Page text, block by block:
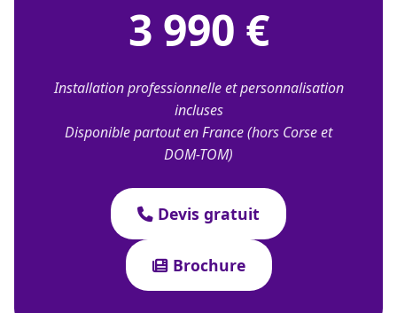
3 990 €
Installation professionnelle et personnalisation
incluses
Disponible partout en France (hors Corse et
DOM-TOM)
Devis gratuit
Brochure